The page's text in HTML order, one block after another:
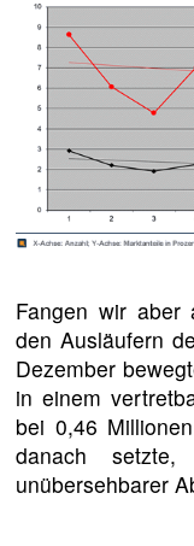
Fangen wir
den Ausläufern
Dezember
in einem
bei 0,46
danach
unübersehbarer